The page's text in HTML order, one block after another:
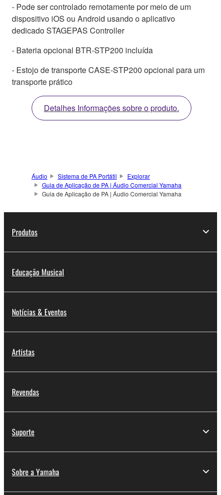
- Pode ser controlado remotamente por meio de um
dispositivo iOS ou Android usando o aplicativo
dedicado STAGEPAS Controller
- Bateria opcional BTR-STP200 incluída
- Estojo de transporte CASE-STP200 opcional para um
transporte prático
Detalhes Informações sobre o produto.
Áudio Sistema de PA Portátil
Explorar
Guia de Aplicação de PA | Áudio Comercial Yamaha
Guia de Aplicação de PA | Áudio Comercial Yamaha
Produtos
Educação Musical
Notícias & Eventos
Artistas
Revendas
Suporte
Sobre a Yamaha